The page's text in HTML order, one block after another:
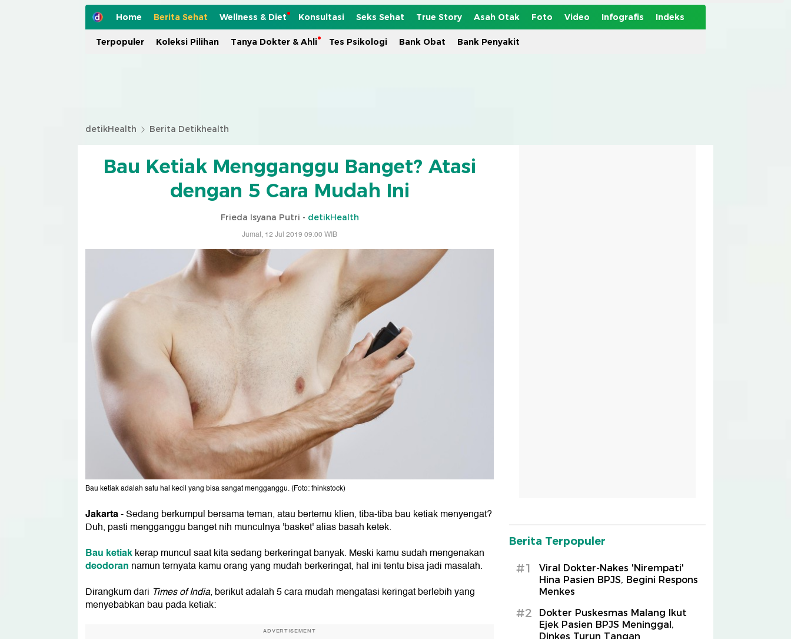
Home Berita Sehat Wellness & Diet Konsultasi Seks Sehat True Story Asah Otak Foto Video Infografis Indeks
Terpopuler Koleksi Pilihan Tanya Dokter & Ahli Tes Psikologi Bank Obat Bank Penyakit
detikHealth Berita Detikhealth
Bau Ketiak Mengganggu Banget? Atasi
dengan 5 Cara Mudah Ini
Frieda Isyana Putri - detikHealth
Jumat, 12 Jul 2019 09:00 WIB
Bau ketiak adalah satu hal kecil yang bisa sangat mengganggu. (Foto: thinkstock)
Jakarta- Sedang berkumpul bersama teman, atau bertemu klien, tiba-tiba bau ketiak menyengat?
Duh, pasti mengganggu banget nih munculnya 'basket' alias basah ketek.
Bau ketiakkerap muncul saat kita sedang berkeringat banyak. Meski kamu sudah mengenakan
deodoran namun ternyata kamu orang yang mudah berkeringat, hal ini tentu bisa jadi masalah.
Dirangkum dari Times of India, berikut adalah 5 cara mudah mengatasi keringat berlebih yang
menyebabkan bau pada ketiak:
ADVERTISEMENT
Berita Terpopuler
#1
Viral Dokter-Nakes 'Nirempati'
Hina Pasien BPJS, Begini Respons
Menkes
#2
Dokter Puskesmas Malang Ikut
Ejek Pasien BPJS Meninggal,
Dinkes Turun Tangan